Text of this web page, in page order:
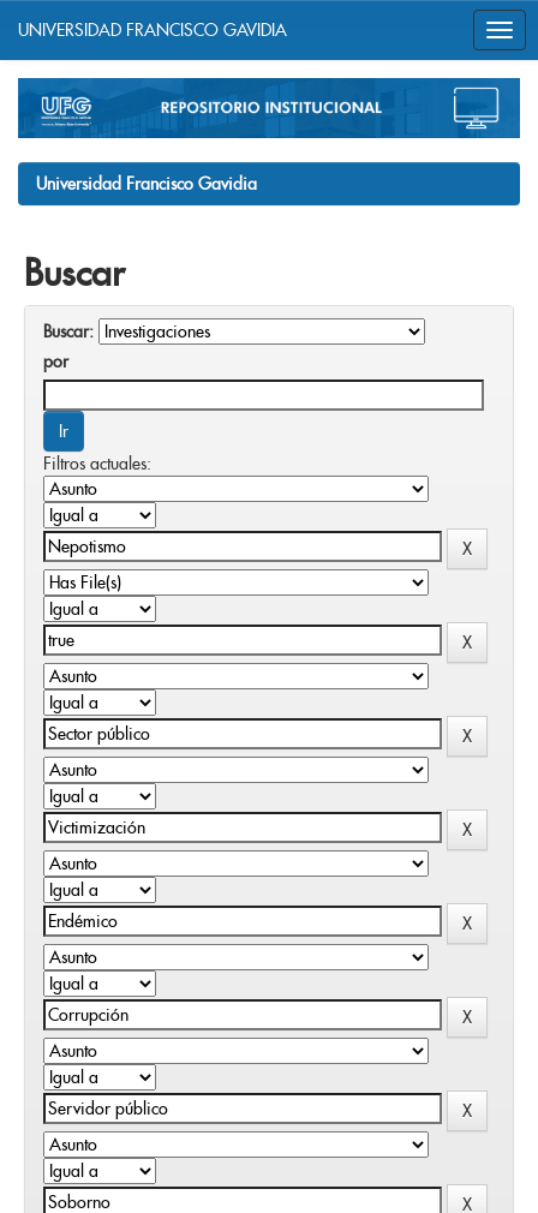
navigation
UNIVERSIDAD FRANCISCO GAVIDIA
Universidad Francisco Gavidia
Buscar
Buscar:
por
Filtros actuales: